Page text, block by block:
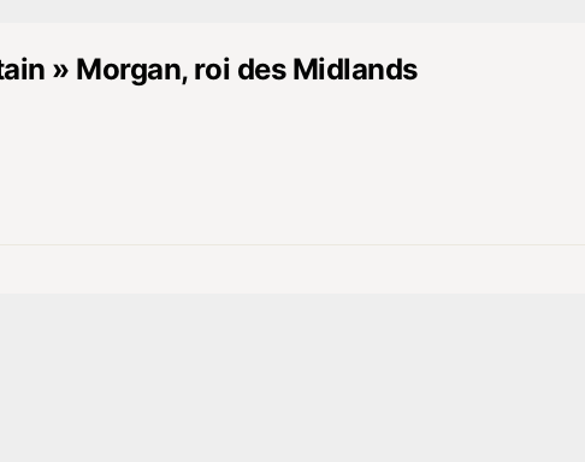
» Morgan, roi des Midlands